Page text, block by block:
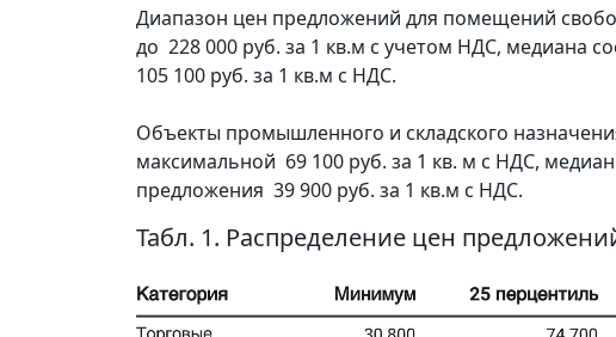
Диапазон цен предложений для помещений
до 228 000 руб. за 1 кв.м с учетом НДС, медиана
105 100 руб. за 1 кв.м с НДС.
Объекты промышленного и складского
максимальной 69 100 руб. за 1 кв. м с НДС,
предложения 39 900 руб. за 1 кв.м с НДС.
Табл. 1. Распределение цен